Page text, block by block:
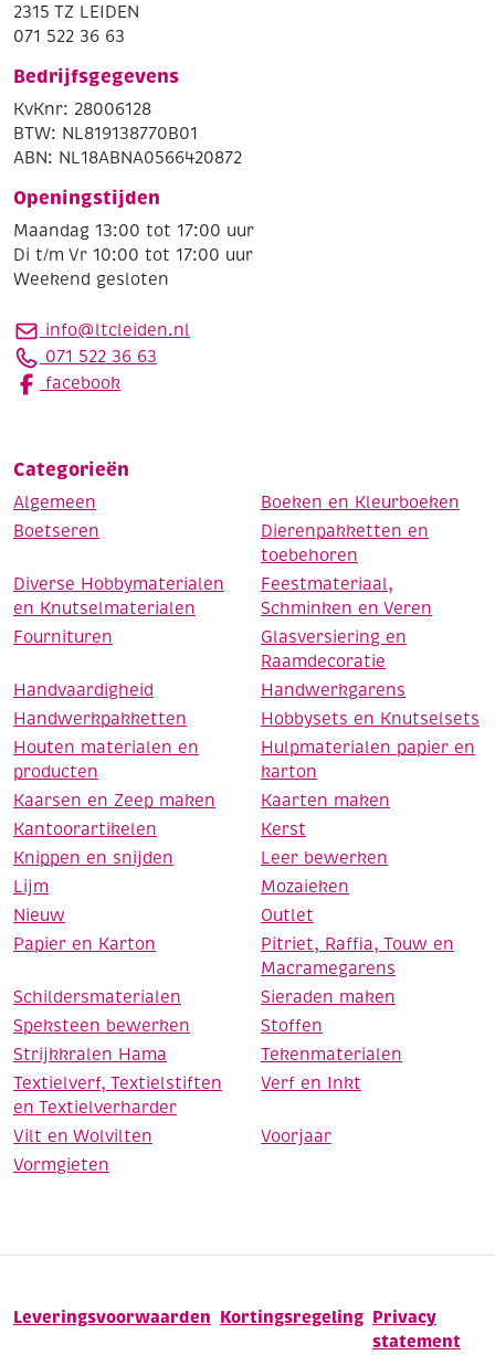
2315 TZ LEIDEN
071 522 36 63
Bedrijfsgegevens
KvKnr: 28006128
BTW: NL819138770B01
ABN: NL18ABNA0566420872
Openingstijden
Maandag 13:00 tot 17:00 uur
Di t/m Vr 10:00 tot 17:00 uur
Weekend gesloten
info@ltcleiden.nl
071 522 36 63
facebook
Categorieën
Algemeen
Boeken en Kleurboeken
Boetseren
Dierenpakketten en
toebehoren
Diverse Hobbymaterialen
en Knutselmaterialen
Feestmateriaal,
Schminken en Veren
Fournituren
Glasversiering en
Raamdecoratie
Handvaardigheid
Handwerkgarens
Handwerkpakketten
Hobbysets en Knutselsets
Houten materialen en
producten
Hulpmaterialen papier en
karton
Kaarsen en Zeep maken
Kaarten maken
Kantoorartikelen
Kerst
Knippen en snijden
Leer bewerken
Lijm
Mozaieken
Nieuw
Outlet
Papier en Karton
Pitriet, Raffia, Touw en
Macramegarens
Schildersmaterialen
Sieraden maken
Speksteen bewerken
Stoffen
Strijkkralen Hama
Tekenmaterialen
Textielverf, Textielstiften
en Textielverharder
Verf en Inkt
Vilt en Wolvilten
Voorjaar
Vormgieten
Leveringsvoorwaarden Kortingsregeling Privacy
statement